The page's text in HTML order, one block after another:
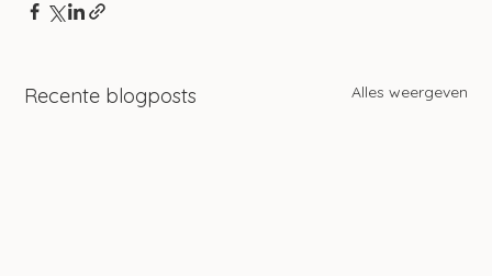
Recente blogposts Alles weergeven